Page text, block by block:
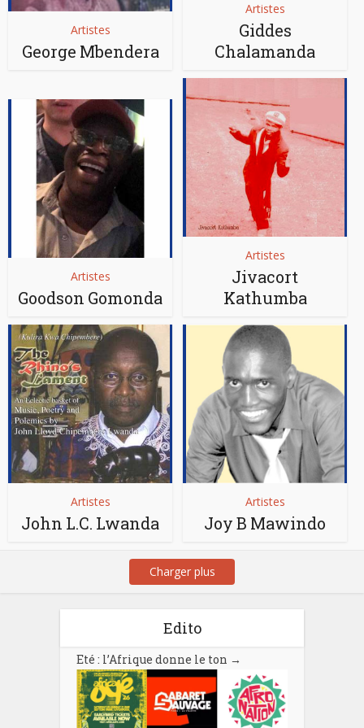
Artistes
George Mbendera
Artistes
Giddes
Chalamanda
Artistes
Goodson Gomonda
Artistes
Jivacort
Kathumba
Artistes
John L.C. Lwanda
Artistes
Joy B Mawindo
Charger plus
Edito
Eté : l’Afrique donne le ton →